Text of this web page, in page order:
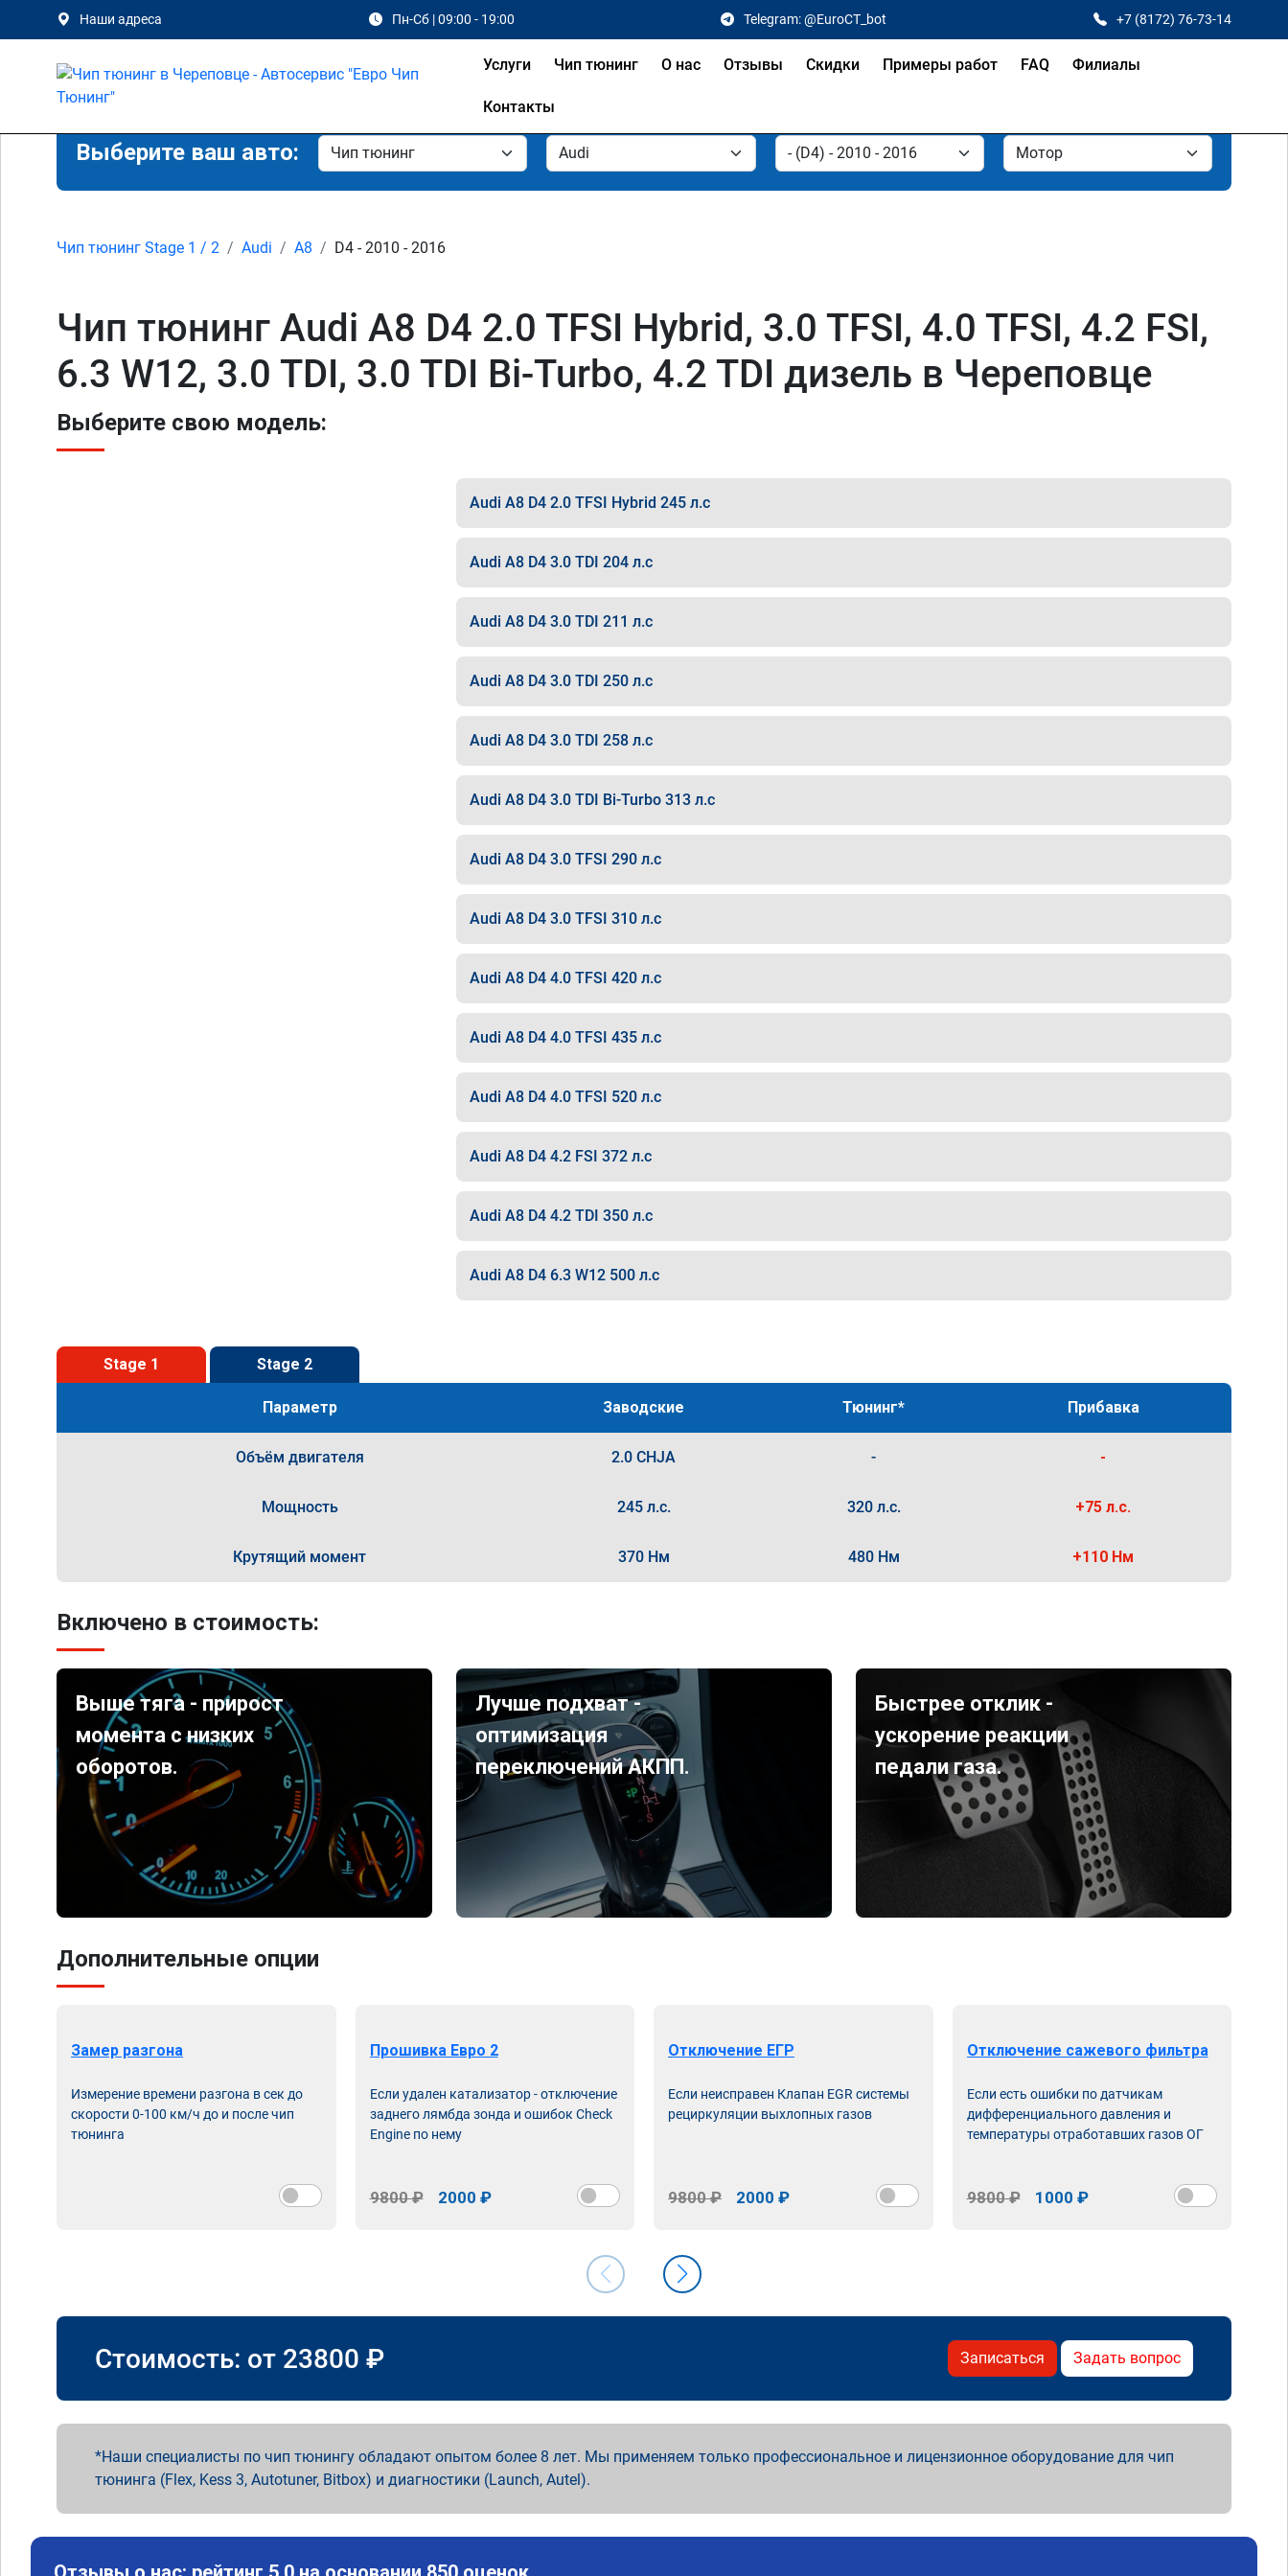
Наши адреса Пн-Сб | 09:00 - 19:00 Telegram: @EuroCT_bot +7 (8172) 76-73-14
Услуги Чип тюнинг О нас Отзывы Скидки Примеры работ FAQ Филиалы
Контакты
Выберите ваш авто:
Чип тюнинг Stage 1 / 2 Audi A8 D4 - 2010 - 2016
Чип тюнинг Audi A8 D4 2.0 TFSI Hybrid, 3.0 TFSI, 4.0 TFSI, 4.2 FSI,
6.3 W12, 3.0 TDI, 3.0 TDI Bi-Turbo, 4.2 TDI дизель в Череповце
Выберите свою модель:
Audi A8 D4 2.0 TFSI Hybrid 245 л.с
Audi A8 D4 3.0 TDI 204 л.с
Audi A8 D4 3.0 TDI 211 л.с
Audi A8 D4 3.0 TDI 250 л.с
Audi A8 D4 3.0 TDI 258 л.с
Audi A8 D4 3.0 TDI Bi-Turbo 313 л.с
Audi A8 D4 3.0 TFSI 290 л.с
Audi A8 D4 3.0 TFSI 310 л.с
Audi A8 D4 4.0 TFSI 420 л.с
Audi A8 D4 4.0 TFSI 435 л.с
Audi A8 D4 4.0 TFSI 520 л.с
Audi A8 D4 4.2 FSI 372 л.с
Audi A8 D4 4.2 TDI 350 л.с
Audi A8 D4 6.3 W12 500 л.с
Stage 1 Stage 2
Параметр Заводские Тюнинг* Прибавка
Объём двигателя 2.0 CHJA - -
Мощность 245 л.с. 320 л.с. +75 л.с.
Крутящий момент 370 Нм 480 Нм +110 Нм
Включено в стоимость:
Выше тяга - прирост
момента с низких
оборотов.
Лучше подхват -
оптимизация
переключений АКПП.
Быстрее отклик -
ускорение реакции
педали газа.
Дополнительные опции
Замер разгона
Измерение времени разгона в сек до
скорости 0-100 км/ч до и после чип
тюнинга
Прошивка Евро 2
Если удален катализатор - отключение
заднего лямбда зонда и ошибок Check
Engine по нему
9800 ₽ 2000 ₽
Отключение ЕГР
Если неисправен Клапан EGR системы
рециркуляции выхлопных газов
9800 ₽ 2000 ₽
Отключение сажевого фильтра
Если есть ошибки по датчикам
дифференциального давления и
температуры отработавших газов ОГ
9800 ₽ 1000 ₽
Стоимость: от 23800 ₽ Записаться Задать вопрос
Наши специалисты по чип тюнингу обладают опытом более 8 лет. Мы применяем только профессиональное и лицензионное оборудование для чип
тюнинга (Flex, Kess 3, Autotuner, Bitbox) и диагностики (Launch, Autel).